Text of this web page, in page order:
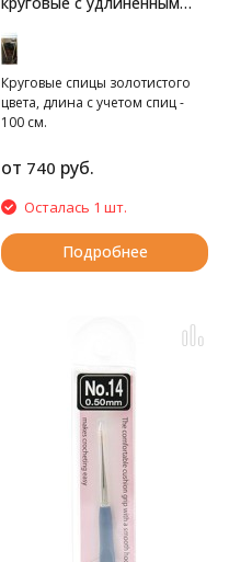
пряжи
Круговые спицы золотистого
цвета, длина с учетом спиц -
100 см.
от 740 руб.
Осталась 1 шт.
Подробнее